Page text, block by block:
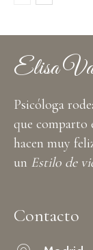
Elisa
Psicóloga
que comparto
hacen muy
un Estilo de
Contacto